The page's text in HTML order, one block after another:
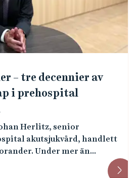
– tre decennier av
i prehospital
Herlitz, senior
akutsjukvård, handlett
Under mer än...